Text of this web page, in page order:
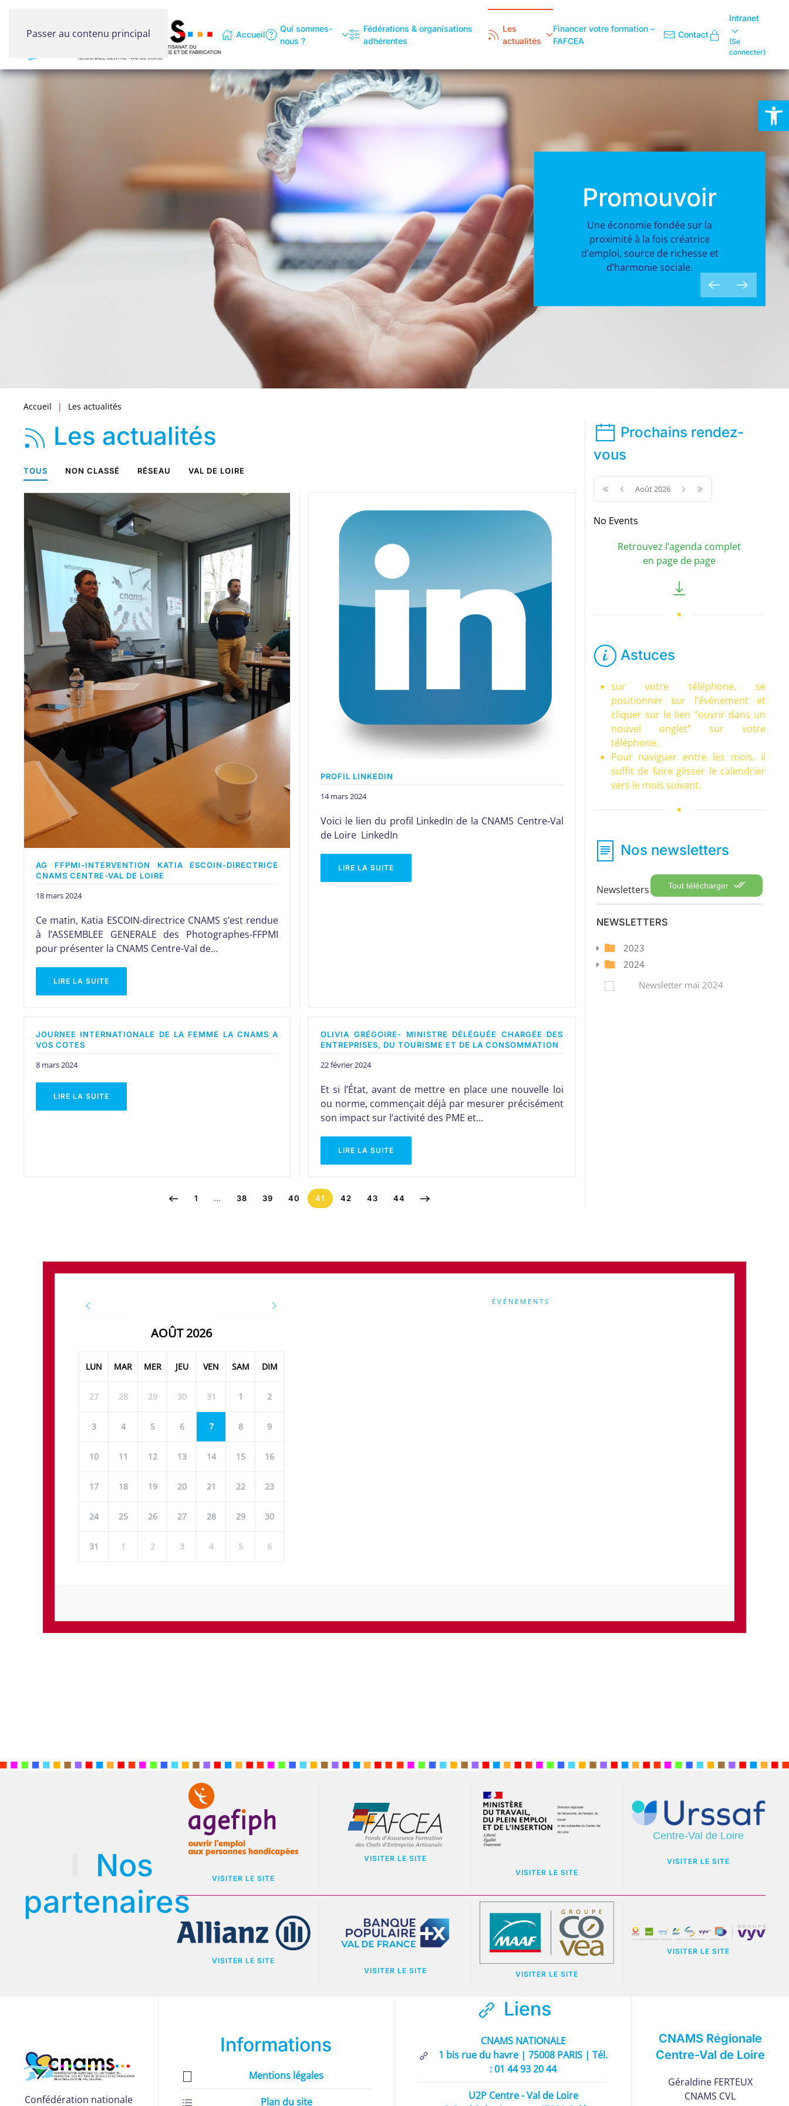
Ouvrir
Passer au contenu principal Accueil
Qui sommes-
nous ?
Fédérations & organisations
adhérentes
Les
actualités
Financer votre formation –
FAFCEA
Contact
Intranet
(Se
connecter)
Promouvoir
Une économie fondée sur la
proximité à la fois créatrice
d’emploi, source de richesse et
d’harmonie sociale.
Conseiller
En accompagnant nos adhérents
sur toute question administrative,
sociale ou juridique.
Accueil Les actualités
Les actualités
TOUS NON CLASSÉ RÉSEAU VAL DE LOIRE
AG FFPMI-INTERVENTION KATIA ESCOIN-DIRECTRICE
CNAMS CENTRE-VAL DE LOIRE
18 mars 2024
Ce matin, Katia ESCOIN-directrice CNAMS s’est rendue
à l’ASSEMBLEE GENERALE des Photographes-FFPMI
pour présenter la CNAMS Centre-Val de…
LIRE LA SUITE
PROFIL LINKEDIN
14 mars 2024
Voici le lien du profil LinkedIn de la CNAMS Centre-Val
de Loire LinkedIn
LIRE LA SUITE
JOURNEE INTERNATIONALE DE LA FEMME LA CNAMS A
VOS COTES
8 mars 2024
LIRE LA SUITE
OLIVIA GRÉGOIRE- MINISTRE DÉLÉGUÉE CHARGÉE DES
ENTREPRISES, DU TOURISME ET DE LA CONSOMMATION
22 février 2024
Et si l’État, avant de mettre en place une nouvelle loi
ou norme, commençait déjà par mesurer précisément
son impact sur l’activité des PME et…
LIRE LA SUITE
1 … 38 39 40 41 42 43 44
Prochains rendez-
vous
Août 2026
No Events
Retrouvez l’agenda complet
en page de page
Astuces
sur votre téléphone, se
positionner sur l’événement et
cliquer sur le lien “ouvrir dans un
nouvel onglet” sur votre
téléphone.
Pour naviguer entre les mois, il
suffit de faire glisser le calendrier
vers le mois suivant.
Nos newsletters
Tout télécharger
Newsletters
NEWSLETTERS
2023
2024
Newsletter mai 2024
AOÛT 2026
LUN MAR MER JEU VEN SAM DIM
27 28 29 30 31 1 2
3 4 5 6 7 8 9
10 11 12 13 14 15 16
17 18 19 20 21 22 23
24 25 26 27 28 29 30
31 1 2 3 4 5 6
ÉVÉNEMENTS
Nos
partenaires
VISITER LE SITE
VISITER LE SITE
VISITER LE SITE
VISITER LE SITE
VISITER LE SITE
VISITER LE SITE
VISITER LE SITE
VISITER LE SITE
Confédération nationale
Informations
Mentions légales
Plan du site
Liens
CNAMS NATIONALE
1 bis rue du havre | 75008 PARIS | Tél.
: 01 44 93 20 44
U2P Centre - Val de Loire
CNAMS Régionale
Centre-Val de Loire
Géraldine FERTEUX
CNAMS CVL